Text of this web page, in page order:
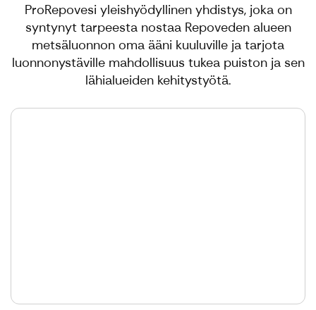
ProRepovesi yleishyödyllinen yhdistys, joka on
syntynyt tarpeesta nostaa Repoveden alueen
metsäluonnon oma ääni kuuluville ja tarjota
luonnonystäville mahdollisuus tukea puiston ja sen
lähialueiden kehitystyötä.